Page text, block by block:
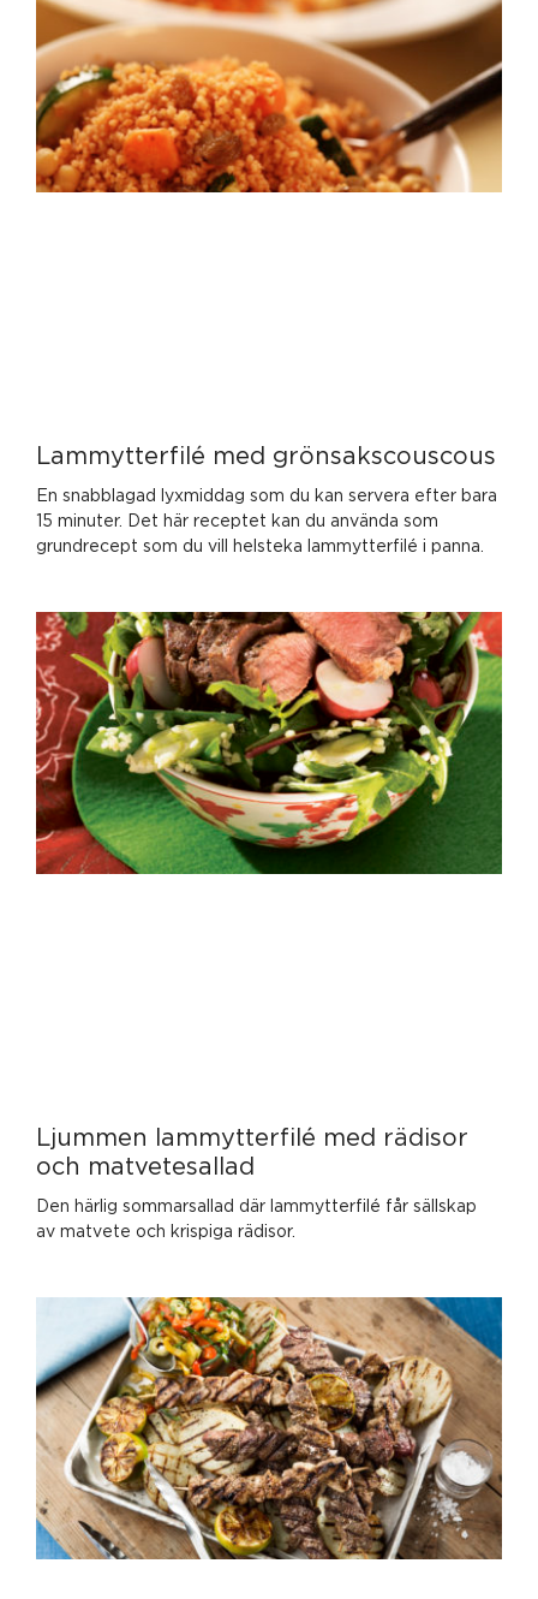
Lammytterfilé med grönsakscouscous
En snabblagad lyxmiddag som du kan servera efter bara
15 minuter. Det här receptet kan du använda som
grundrecept som du vill helsteka lammytterfilé i panna.
Ljummen lammytterfilé med rädisor
och matvetesallad
Den härlig sommarsallad där lammytterfilé får sällskap
av matvete och krispiga rädisor.